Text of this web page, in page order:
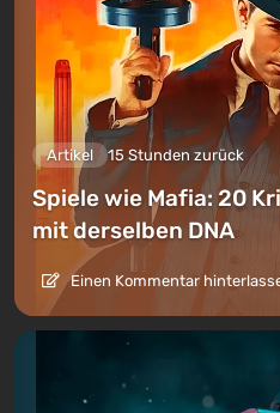
Artikel 15 Stunden zurück
Spiele wie Mafia: 20
mit derselben DNA
Einen Kommentar